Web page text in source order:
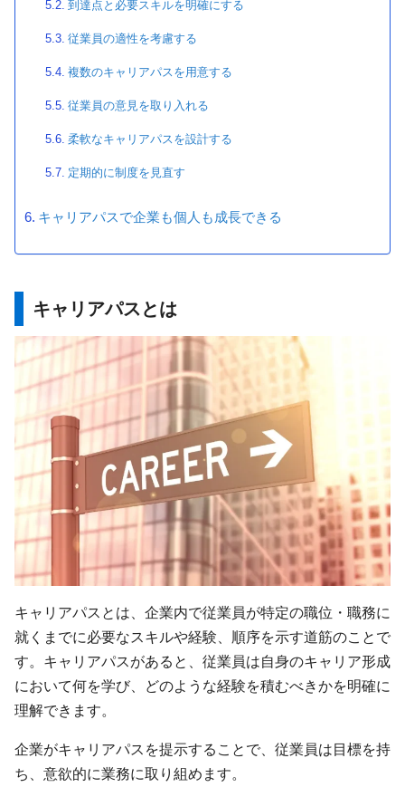
到達点と必要スキルを明確にする
従業員の適性を考慮する
複数のキャリアパスを用意する
従業員の意見を取り入れる
柔軟なキャリアパスを設計する
定期的に制度を見直す
キャリアパスで企業も個人も成長できる
キャリアパスとは
キャリアパスとは、企業内で従業員が特定の職位・職務に
就くまでに必要なスキルや経験、順序を示す道筋のことで
す。キャリアパスがあると、従業員は自身のキャリア形成
において何を学び、どのような経験を積むべきかを明確に
理解できます。
企業がキャリアパスを提示することで、従業員は目標を持
ち、意欲的に業務に取り組めます。